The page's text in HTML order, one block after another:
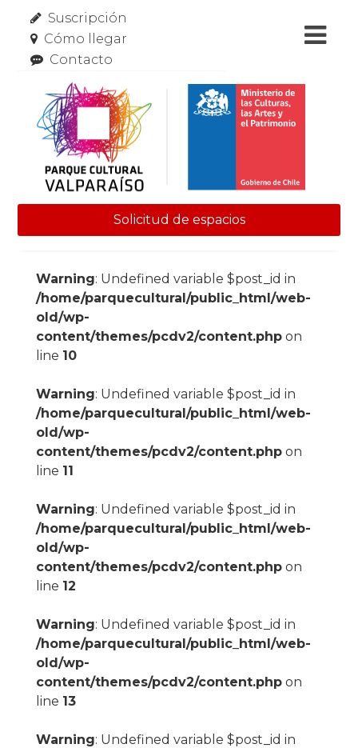
Suscripción
Cómo llegar
Contacto
Solicitud de espacios
Warning: Undefined variable $post_id in
/home/parquecultural/public_html/web-
old/wp-
content/themes/pcdv2/content.phpon
line 10
Warning: Undefined variable $post_id in
/home/parquecultural/public_html/web-
old/wp-
content/themes/pcdv2/content.phpon
line 11
Warning: Undefined variable $post_id in
/home/parquecultural/public_html/web-
old/wp-
content/themes/pcdv2/content.phpon
line 12
Warning: Undefined variable $post_id in
/home/parquecultural/public_html/web-
old/wp-
content/themes/pcdv2/content.phpon
line 13
Warning: Undefined variable $post_id in